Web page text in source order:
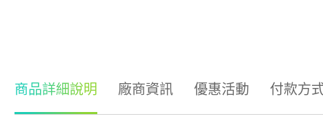
商品詳細說明 廠商資訊 優惠活動 付款方